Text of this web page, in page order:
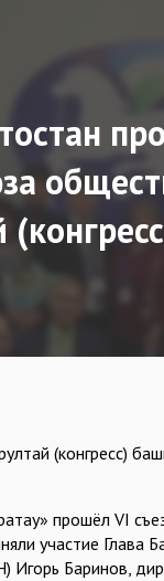
(конгресс)
прошёл VI
участие
Игорь Баринов,